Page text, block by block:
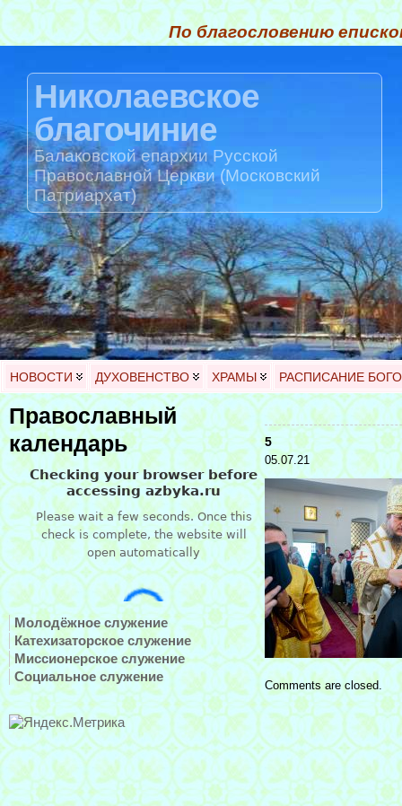
По благословению
Николаевское
благочиние
Балаковской епархии Русской
Православной Церкви (Московский
Патриархат)
НОВОСТИ ДУХОВЕНСТВО ХРАМЫ РАСПИСАНИЕ
Православный
календарь
Молодёжное служение
Катехизаторское служение
Миссионерское служение
Социальное служение
5
05.07.21
Comments are closed.